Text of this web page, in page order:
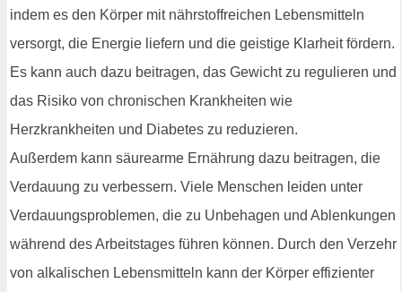
indem es den Körper mit nährstoffreichen Lebensmitteln
versorgt, die Energie liefern und die geistige Klarheit fördern.
Es kann auch dazu beitragen, das Gewicht zu regulieren und
das Risiko von chronischen Krankheiten wie
Herzkrankheiten und Diabetes zu reduzieren.
Außerdem kann säurearme Ernährung dazu beitragen, die
Verdauung zu verbessern. Viele Menschen leiden unter
Verdauungsproblemen, die zu Unbehagen und Ablenkungen
während des Arbeitstages führen können. Durch den Verzehr
von alkalischen Lebensmitteln kann der Körper effizienter